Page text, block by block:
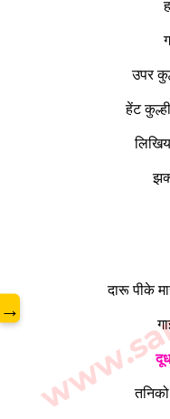
उपर
हेंट
दारू पीके
दूध
तनिको
→